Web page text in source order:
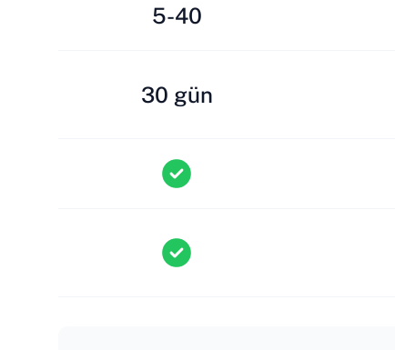
5-40
30 gün